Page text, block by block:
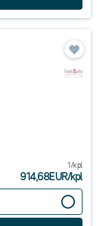
1/kpl
914,68EUR/kpl